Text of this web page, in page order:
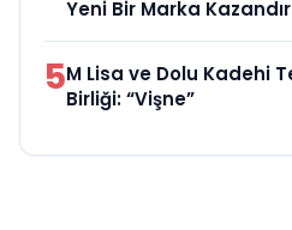
Yeni Bir Marka
5M Lisa ve Dolu Kadehi
Birliği: “Vişne”